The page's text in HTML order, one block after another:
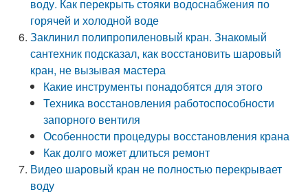
воду. Как перекрыть стояки водоснабжения по
горячей и холодной воде
Заклинил полипропиленовый кран. Знакомый
сантехник подсказал, как восстановить шаровый
кран, не вызывая мастера
Какие инструменты понадобятся для этого
Техника восстановления работоспособности
запорного вентиля
Особенности процедуры восстановления крана
Как долго может длиться ремонт
Видео шаровый кран не полностью перекрывает
воду